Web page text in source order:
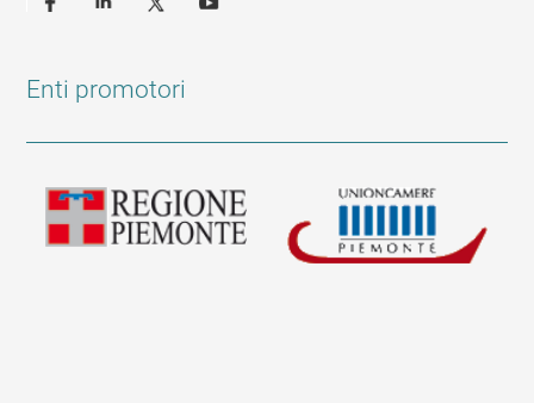
Enti promotori